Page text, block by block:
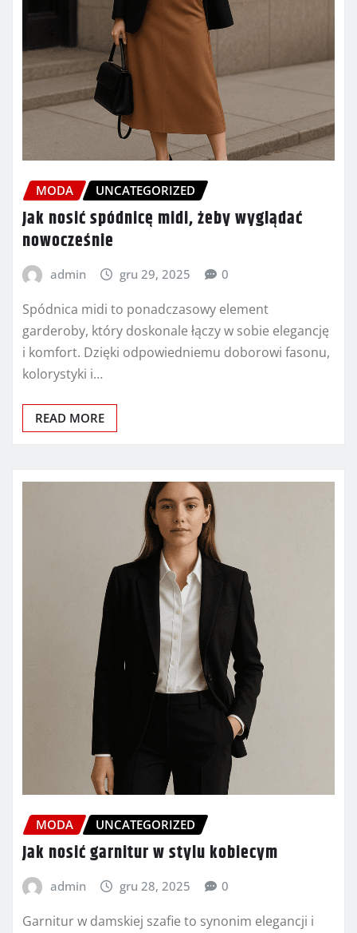
MODA UNCATEGORIZED
Jak nosić spódnicę midi, żeby wyglądać
nowocześnie
admin gru 29, 2025 0
Spódnica midi to ponadczasowy element
garderoby, który doskonale łączy w sobie elegancję
i komfort. Dzięki odpowiedniemu doborowi fasonu,
kolorystyki i…
READ MORE
MODA UNCATEGORIZED
Jak nosić garnitur w stylu kobiecym
admin gru 28, 2025 0
Garnitur w damskiej szafie to synonim elegancji i